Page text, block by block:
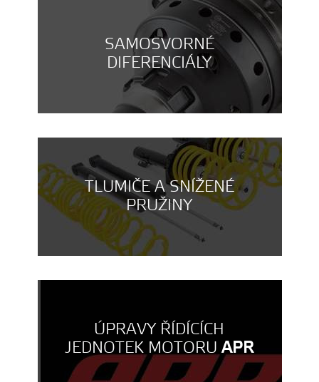
SAMOSVORNÉ
DIFERENCIÁLY
TLUMIČE A SNÍŽENÉ
PRUŽINY
ÚPRAVY ŘÍDÍCÍCH
JEDNOTEK MOTORUAPR